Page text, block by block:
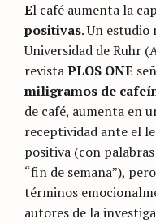
El café aumenta la
positivas. Un
Universidad de Ruhr
revistaPLOS ONE
miligramos de
de café, aumenta en
receptividad ante el
positiva (con palabras
“fin de semana”),
términos
autores de la